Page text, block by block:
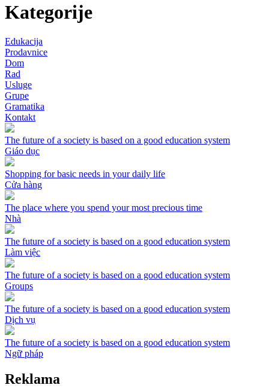
Kategorije
Edukacija
Prodavnice
Dom
Rad
Usluge
Grupe
Gramatika
Kontakt
The future of a society is based on a good education system
Giáo dục
Shopping for basic needs in your daily life
Cửa hàng
The place where you spend your most precious time
Nhà
The future of a society is based on a good education system
Làm việc
The future of a society is based on a good education system
Groups
The future of a society is based on a good education system
Dịch vụ
The future of a society is based on a good education system
Ngữ pháp
Reklama